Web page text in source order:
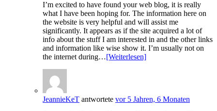
I’m excited to have found your web blog, it is really
what I have been hoping for. The information here on
the website is very helpful and will assist me
significantly. It appears as if the site acquired a lot of
info about the stuff I am interested in and the other links
and information like wise show it. I’m usually not on
the internet during…[Weiterlesen]
JeannieKeT antwortete vor 5 Jahren, 6 Monaten